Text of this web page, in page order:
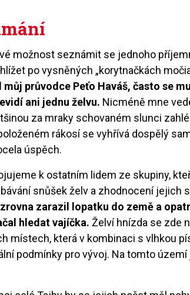
možnost seznámit se jednoho
po vysněných „korytnačkách
průvodce Peťo Haváš, často se
ani jednu želvu. Nicméně mne
za mraky schovaném slunci
rákosí se vyhřívá dospělý
úspěch.
k ostatním lidem ze skupiny,
snůšek želv a zhodnocení jejich
zarazil lopatku do země a
hledat vajíčka. Želví hnízda se zde
místech, která v kombinaci s vlhkou
podmínky pro vývoj. Na tomto